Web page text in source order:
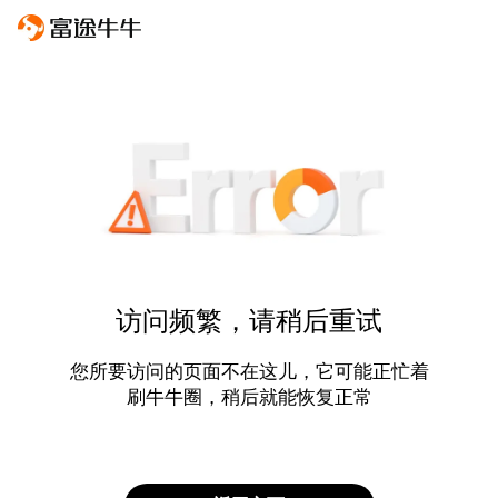
访问频繁，请稍后重试
您所要访问的页面不在这儿，它可能正忙着
刷牛牛圈，稍后就能恢复正常